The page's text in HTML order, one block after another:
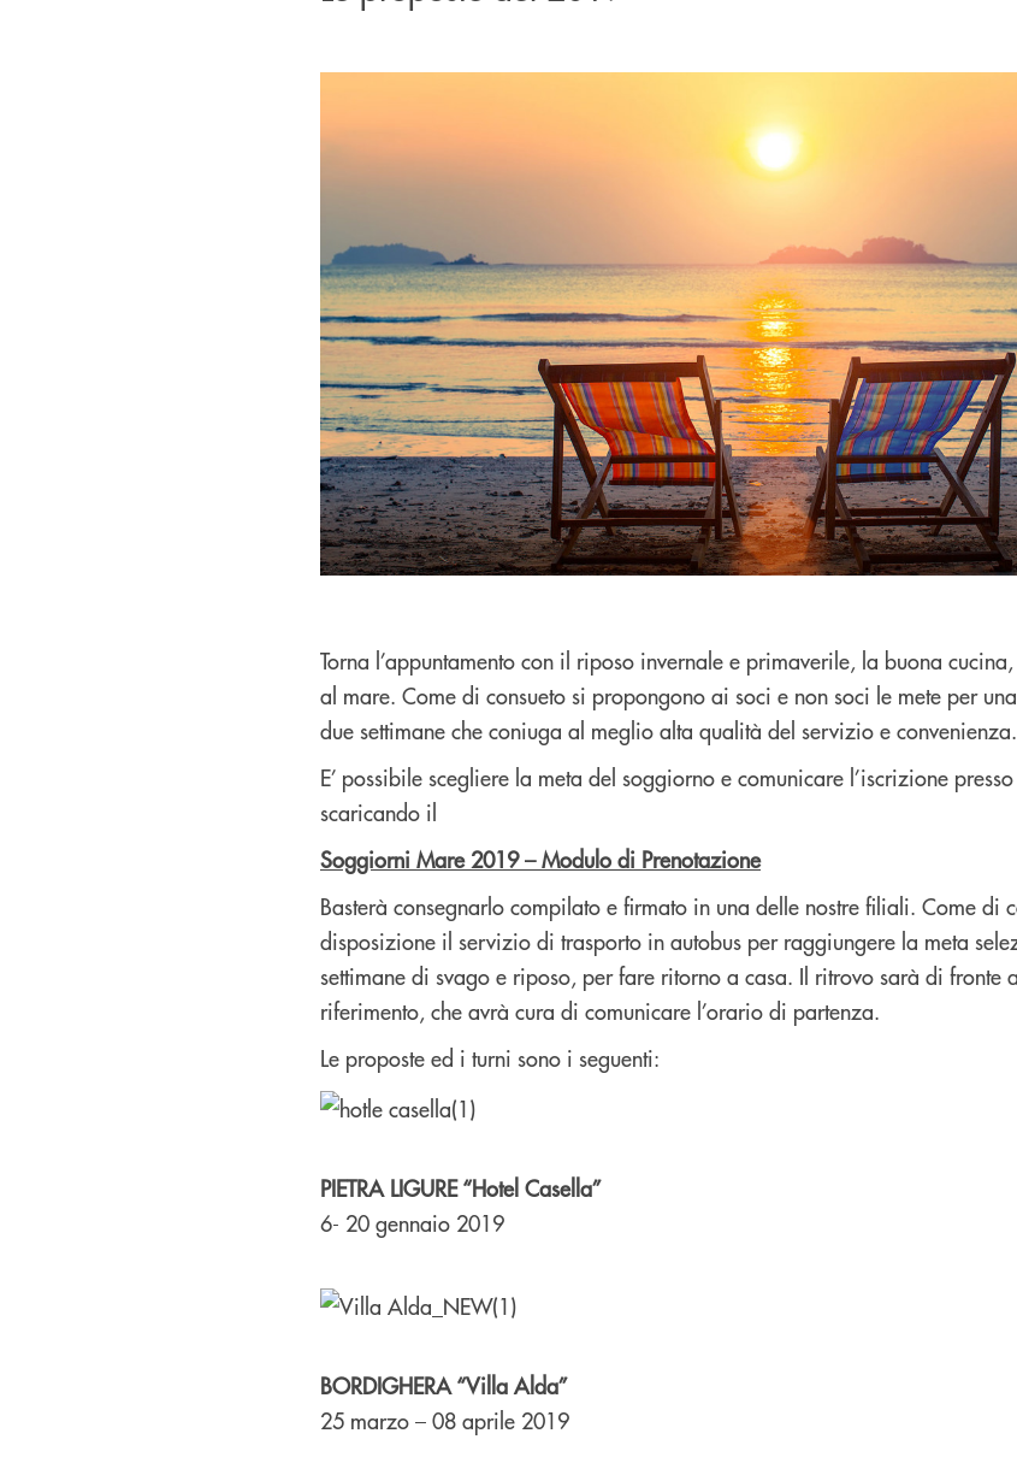
Torna l’appuntamento con il riposo invernale e primaverile, la buona
al mare. Come di consueto si propongono ai soci e non soci le mete per
due settimane che coniuga al meglio alta qualità del servizio e convenienza.
E’ possibile scegliere la meta del soggiorno e comunicare l’iscrizione
scaricando il
Soggiorni Mare 2019 – Modulo di Prenotazione
Basterà consegnarlo compilato e firmato in una delle nostre filiali. Come di
disposizione il servizio di trasporto in autobus per raggiungere la meta
settimane di svago e riposo, per fare ritorno a casa. Il ritrovo sarà di
riferimento, che avrà cura di comunicare l’orario di partenza.
Le proposte ed i turni sono i seguenti:
PIETRA LIGURE “Hotel Casella”
6- 20 gennaio 2019
BORDIGHERA “Villa Alda”
25 marzo – 08 aprile 2019